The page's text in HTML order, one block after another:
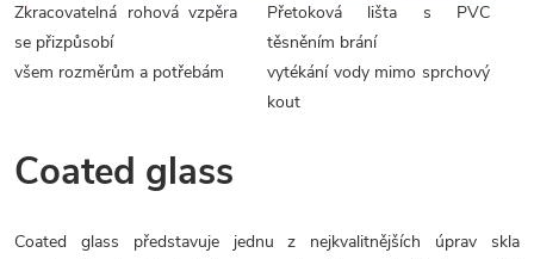
Zkracovatelná rohová vzpěra
se přizpůsobí
všem rozměrům a potřebám
Přetoková lišta s PVC
těsněním brání
vytékání vody mimo sprchový
kout
Coated glass
Coated glass představuje jednu z nejkvalitnějších úprav skla